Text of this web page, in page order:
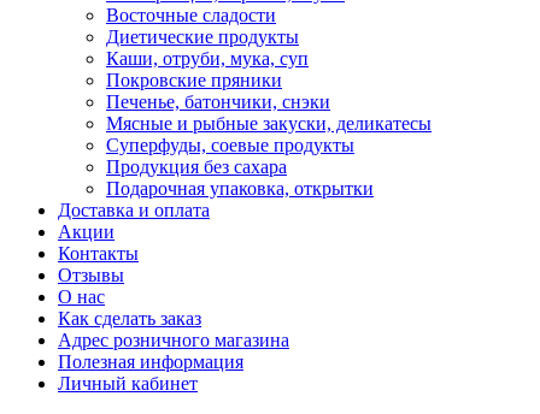
Восточные сладости
Диетические продукты
Каши, отруби, мука, суп
Покровские пряники
Печенье, батончики, снэки
Мясные и рыбные закуски, деликатесы
Суперфуды, соевые продукты
Продукция без сахара
Подарочная упаковка, открытки
Доставка и оплата
Акции
Контакты
Отзывы
О нас
Как сделать заказ
Адрес розничного магазина
Полезная информация
Личный кабинет